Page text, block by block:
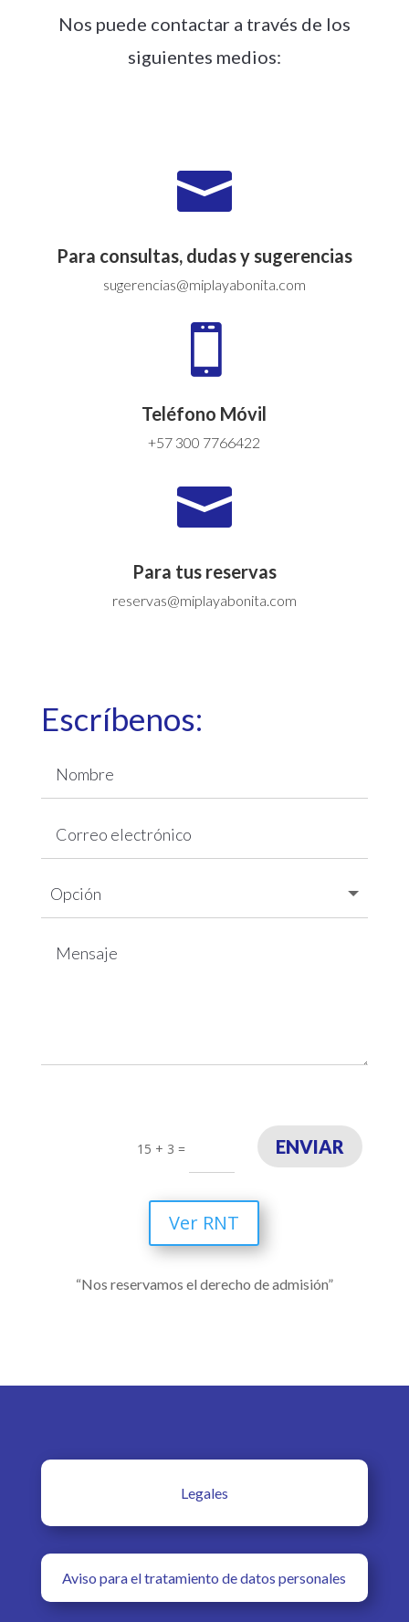
Nos puede contactar a través de los
siguientes medios:

Para consultas, dudas y sugerencias
sugerencias@miplayabonita.com

Teléfono Móvil
+57 300 7766422

Para tus reservas
reservas@miplayabonita.com
Escríbenos:
15 + 3 = ENVIAR
Ver RNT
“Nos reservamos el derecho de admisión”
Legales
Aviso para el tratamiento de datos personales